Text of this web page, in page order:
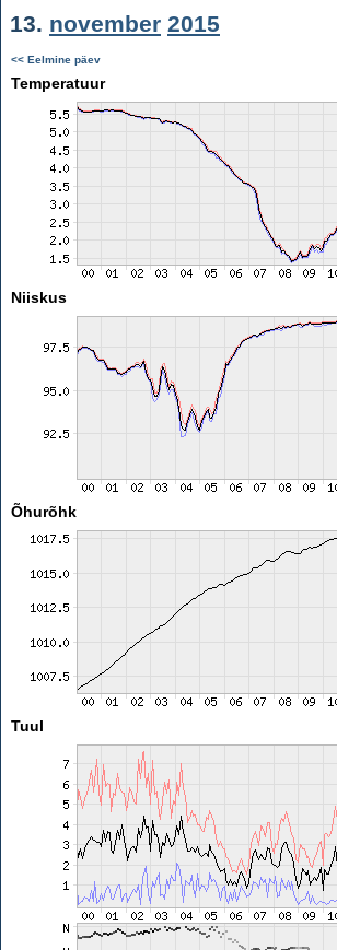
13. november 2015
<< Eelmine päev
Temperatuur
Niiskus
Õhurõhk
Tuul